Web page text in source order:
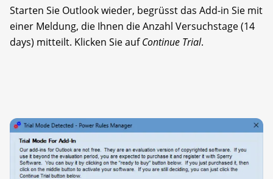
Starten Sie Outlook wieder, begrüsst das Add-in Sie mit
einer Meldung, die Ihnen die Anzahl Versuchstage (14
days) mitteilt. Klicken Sie aufContinue Trial.